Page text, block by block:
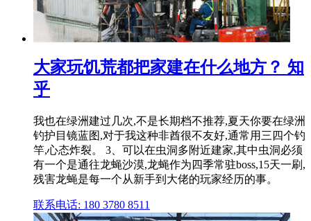
大家玩饥荒都把家建在什么地方？ 知
乎
我也在绿洲建过几次,不是长期档不推荐,夏天你要在绿洲
钓护目镜蓝图,对于我这种非酋很不友好,通常用三四个钓
竿,心态炸裂。 3、可以在虫洞多附近建家,其中虫洞必须
有一个是通往龙蝇沙漠,龙蝇作为四季常驻boss,15天一刷,
残害龙蝇是每一个从新手到大佬的玩家经历的事。
联系电话: 180 3780 8511